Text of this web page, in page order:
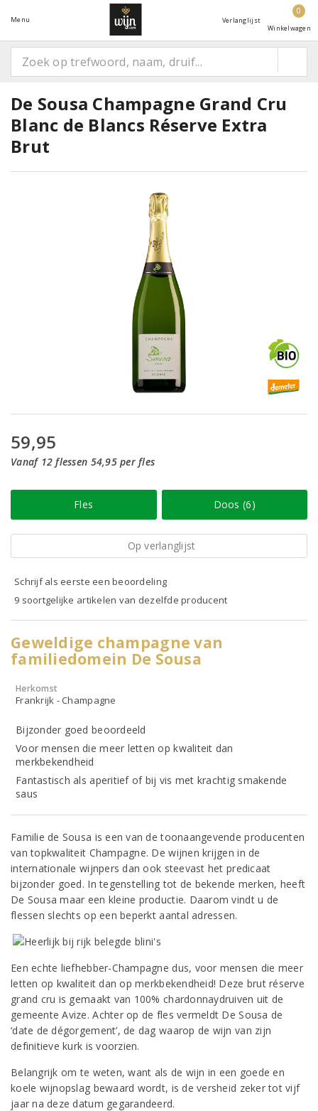
Menu Verlanglijst
0
Winkelwagen
De Sousa Champagne Grand Cru
Blanc de Blancs Réserve Extra
Brut
59,95
Vanaf 12 flessen 54,95 per fles
Fles Doos (6)
Op verlanglijst
Schrijf als eerste een beoordeling
9 soortgelijke artikelen van dezelfde producent
Geweldige champagne van
familiedomein De Sousa
Herkomst
Frankrijk - Champagne
Bijzonder goed beoordeeld
Voor mensen die meer letten op kwaliteit dan
merkbekendheid
Fantastisch als aperitief of bij vis met krachtig smakende
saus
Familie de Sousa is een van de toonaangevende producenten
van topkwaliteit Champagne. De wijnen krijgen in de
internationale wijnpers dan ook steevast het predicaat
bijzonder goed. In tegenstelling tot de bekende merken, heeft
De Sousa maar een kleine productie. Daarom vindt u de
flessen slechts op een beperkt aantal adressen.
Een echte liefhebber-Champagne dus, voor mensen die meer
letten op kwaliteit dan op merkbekendheid! Deze brut réserve
grand cru is gemaakt van 100% chardonnaydruiven uit de
gemeente Avize. Achter op de fles vermeldt De Sousa de
‘date de dégorgement’, de dag waarop de wijn van zijn
definitieve kurk is voorzien.
Belangrijk om te weten, want als de wijn in een goede en
koele wijnopslag bewaard wordt, is de versheid zeker tot vijf
jaar na deze datum gegarandeerd.